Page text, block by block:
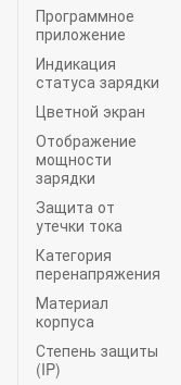
Программное
приложение
Индикация
статуса зарядки
Цветной экран
Отображение
мощности
зарядки
Защита от
утечки тока
Категория
перенапряжения
Материал
корпуса
Степень защиты
(IP)